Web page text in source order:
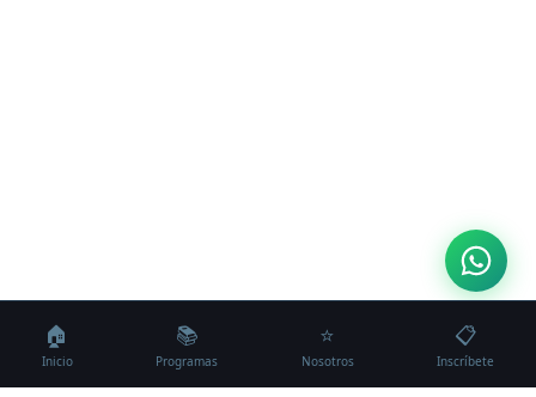
🏠
Inicio
📚
Programas
⭐
Nosotros
📋
Inscríbete